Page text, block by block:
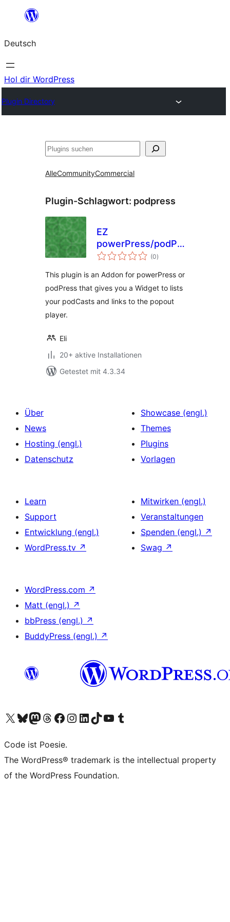
springen
Deutsch
Hol dir WordPress
Plugin Directory
Suchen
AlleCommunityCommercial
Plugin-Schlagwort: podpress
EZ
powerPress/podPress
Addon Widget
(0Bewertungen
insgesamt
)
This plugin is an Addon for powerPress or
podPress that gives you a Widget to lists
your podCasts and links to the popout
player.
Eli
20+ aktive Installationen
Getestet mit 4.3.34
Über
News
Hosting (engl.)
Datenschutz
Showcase (engl.)
Themes
Plugins
Vorlagen
Learn
Support
Entwicklung (engl.)
WordPress.tv ↗
Mitwirken (engl.)
Veranstaltungen
Spenden (engl.) ↗
Swag ↗
WordPress.com ↗
Matt (engl.) ↗
bbPress (engl.) ↗
BuddyPress (engl.) ↗
Unser X-Konto (früher Twitter) besuchen
Unser Bluesky-Konto besuchen
Unser Mastodon-Konto besuchen
Unser Threads-Konto besuchen
Unsere Facebook-Seite besuchen
Unser Instagram-Konto besuchen
Unser LinkedIn-Konto besuchen
Unser TikTok-Konto besuchen
Unseren YouTube-Kanal besuchen
Unser Tumblr-Konto besuchen
Code ist Poesie.
The WordPress® trademark is the intellectual property
of the WordPress Foundation.